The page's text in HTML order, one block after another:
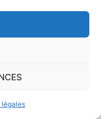
légales